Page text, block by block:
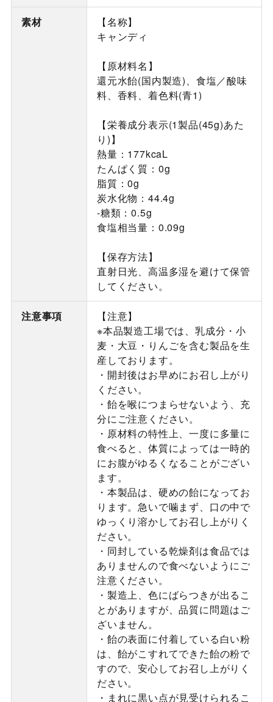
素材
【名称】
キャンディ
【原材料名】
還元水飴(国内製造)、食塩／酸味
料、香料、着色料(青1)
【栄養成分表示(1製品(45g)あた
り)】
熱量：177kcaL
たんぱく質：0g
脂質：0g
炭水化物：44.4g
-糖類：0.5g
食塩相当量：0.09g
【保存方法】
直射日光、高温多湿を避けて保管
してください。
注意事項
【注意】
※本品製造工場では、乳成分・小
麦・大豆・りんごを含む製品を生
産しております。
・開封後はお早めにお召し上がり
ください。
・飴を喉につまらせないよう、充
分にご注意ください。
・原材料の特性上、一度に多量に
食べると、体質によっては一時的
にお腹がゆるくなることがござい
ます。
・本製品は、硬めの飴になってお
ります。急いで噛まず、口の中で
ゆっくり溶かしてお召し上がりく
ださい。
・同封している乾燥剤は食品では
ありませんので食べないようにご
注意ください。
・製造上、色にばらつきが出るこ
とがありますが、品質に問題はご
ざいません。
・飴の表面に付着している白い粉
は、飴がこすれてできた飴の粉で
すので、安心してお召し上がりく
ださい。
・まれに黒い点が見受けられるこ